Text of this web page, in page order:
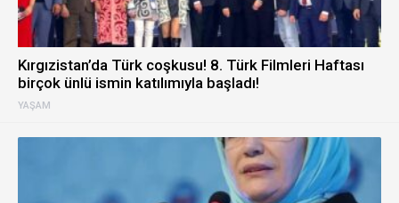
YAŞAM
Kırgızistan’da Türk coşkusu! 8. Türk Filmleri Haftası
birçok ünlü ismin katılımıyla başladı!